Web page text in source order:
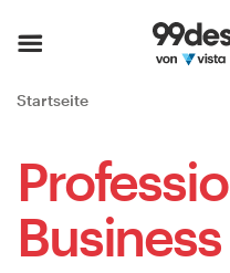
Startseite
Kategorien